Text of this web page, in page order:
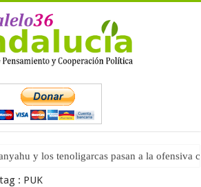
y los tenoligarcas pasan a la ofensiva
: PUK